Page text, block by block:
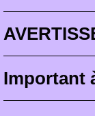
Les délais de
des délais
4 semaines),
il est
devant le
Important